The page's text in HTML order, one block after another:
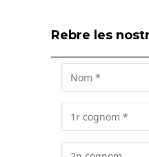
Rebre les